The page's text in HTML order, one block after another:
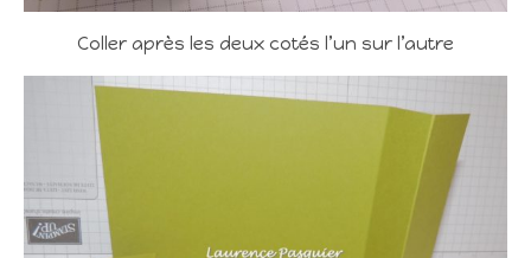
Coller après les deux cotés l’un sur l’autre